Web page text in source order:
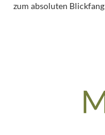
zum absoluten